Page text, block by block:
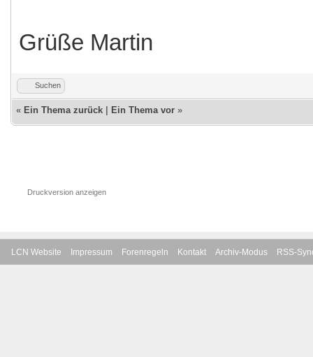
Grüße Martin
Suchen
« Ein Thema zurück Ein Thema vor »
Druckversion anzeigen
LCN Website Impressum Forenregeln Kontakt Archiv-Modus RSS-